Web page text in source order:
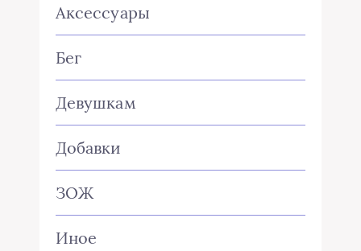
Аксессуары
Бег
Девушкам
Добавки
ЗОЖ
Иное